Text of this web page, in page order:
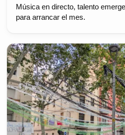
Música en directo, talento
para arrancar el mes.